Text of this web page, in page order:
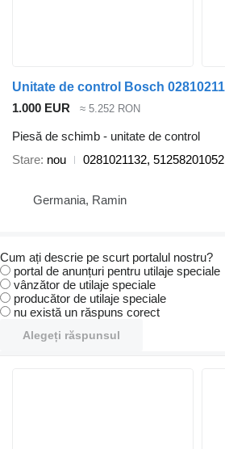
1.000 EUR ≈ 5.252 RON
Piesă de schimb - unitate de control
Stare nou 0281021132, 51258201052
Germania, Ramin
Cum ați descrie pe scurt portalul nostru?
portal de anunțuri pentru utilaje speciale
vânzător de utilaje speciale
producător de utilaje speciale
nu există un răspuns corect
Alegeți răspunsul